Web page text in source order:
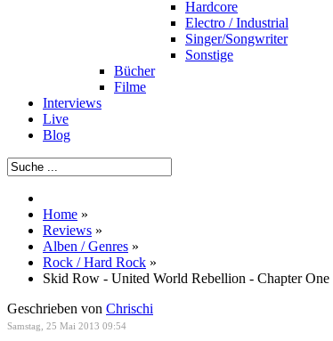
Hardcore
Electro / Industrial
Singer/Songwriter
Sonstige
Bücher
Filme
Interviews
Live
Blog
Home »
Reviews »
Alben / Genres »
Rock / Hard Rock »
Skid Row - United World Rebellion - Chapter One
Geschrieben von Chrischi
Samstag, 25 Mai 2013 09:54